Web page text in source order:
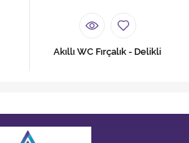
Akıllı WC Fırçalık - Delikli